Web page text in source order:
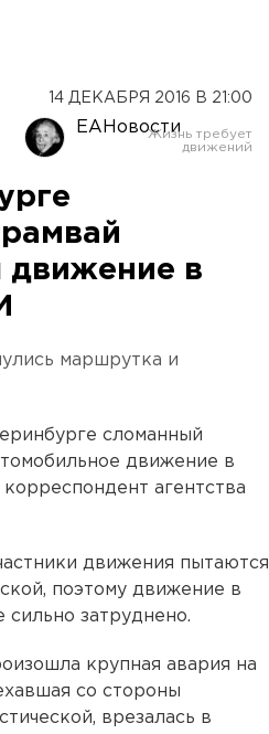
14 ДЕКАБРЯ 2016 В 21:00
ЕАНовости
движение в
маршрутка и
сломанный
движение в
агентства
движения пытаются
поэтому движение в
затруднено.
крупная авария на
со стороны
врезалась в